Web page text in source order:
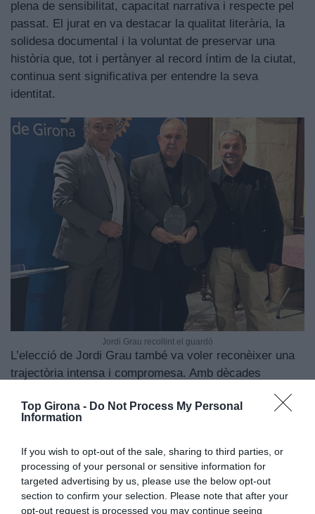
Top Girona - Do Not Process My Personal
Information
If you wish to opt-out of the sale, sharing to third parties, or
processing of your personal or sensitive information for
targeted advertising by us, please use the below opt-out
section to confirm your selection. Please note that after your
opt-out request is processed you may continue seeing
plena de sensibilitat, capacitat narrativa i respecte pel
passat. El jurat en va destacar la qualitat literària, la
solidesa documental i la voluntat de preservar una
història que, tot i pertànyer al record íntim de la ciutat,
continua sent significativa per entendre la seva
identitat.
Jordi Grau recollint el guardó
L’elecció de Jordi Grau també va voler reconèixer una
trajectòria intensa i compromesa. Amb dècades
Girona, passant pel Diari de Girona i, des del 1987, al
mitjà on escriu actualment, Grau ha estat una veu
de Girona. La seva feina, que ha transitat per la premsa
escrita, la ràdio i la televisió local, ha contribuït a
explicar la ciutat des d’una mirada honesta i propera.